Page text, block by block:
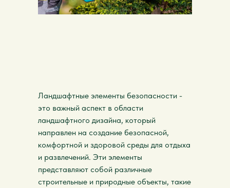
Ландшафтные элементы безопасности -
это важный аспект в области
ландшафтного дизайна, который
направлен на создание безопасной,
комфортной и здоровой среды для отдыха
и развлечений. Эти элементы
представляют собой различные
строительные и природные объекты, такие